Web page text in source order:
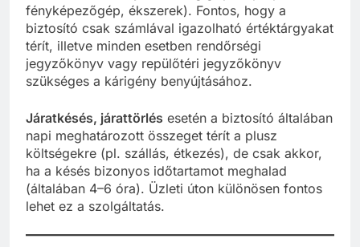
fényképezőgép, ékszerek). Fontos, hogy a
biztosító csak számlával igazolható értéktárgyakat
térít, illetve minden esetben rendőrségi
jegyzőkönyv vagy repülőtéri jegyzőkönyv
szükséges a kárigény benyújtásához.
Járatkésés, járattörlés esetén a biztosító általában
napi meghatározott összeget térít a plusz
költségekre (pl. szállás, étkezés), de csak akkor,
ha a késés bizonyos időtartamot meghalad
(általában 4–6 óra). Üzleti úton különösen fontos
lehet ez a szolgáltatás.